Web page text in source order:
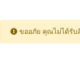
ขออภัย คุณไม่ได้รับ